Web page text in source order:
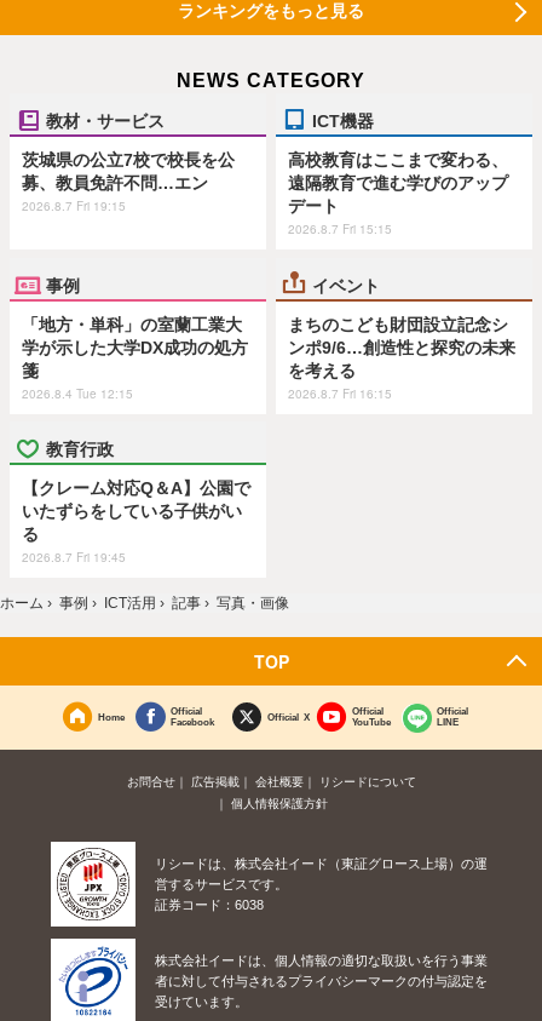
ランキングをもっと見る
NEWS CATEGORY
教材・サービス
茨城県の公立7校で校長を公
募、教員免許不問…エン
2026.8.7 Fri 19:15
ICT機器
高校教育はここまで変わる、
遠隔教育で進む学びのアップ
デート
2026.8.7 Fri 15:15
事例
「地方・単科」の室蘭工業大
学が示した大学DX成功の処方
箋
2026.8.4 Tue 12:15
イベント
まちのこども財団設立記念シ
ンポ9/6…創造性と探究の未来
を考える
2026.8.7 Fri 16:15
教育行政
【クレーム対応Q＆A】公園で
いたずらをしている子供がい
る
2026.8.7 Fri 19:45
ホーム › 事例 › ICT活用 › 記事 › 写真・画像
TOP
Home
Official
Facebook
Official X
Official
YouTube
Official
LINE
お問合せ 広告掲載 会社概要
リシードについて
個人情報保護方針
リシードは、株式会社イード（東証グロース上場）の運
営するサービスです。
証券コード：6038
株式会社イードは、個人情報の適切な取扱いを行う事業
者に対して付与されるプライバシーマークの付与認定を
受けています。